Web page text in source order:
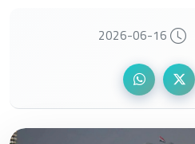
2026-06-16